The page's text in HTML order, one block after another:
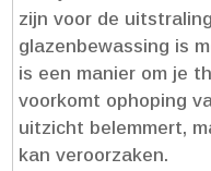
zijn voor de
glazenbewassing is
is een manier om je
voorkomt ophoping
uitzicht belemmert,
kan veroorzaken.​